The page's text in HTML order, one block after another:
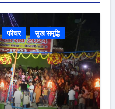
फीचर सुख समृद्धि